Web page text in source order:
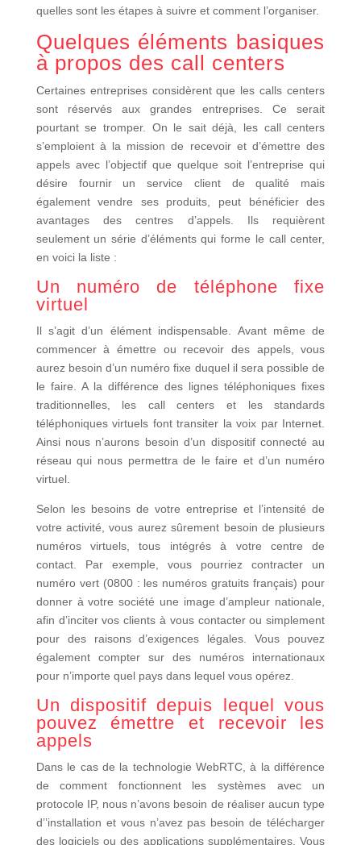
quelles sont les étapes à suivre et comment l’organiser.
Quelques éléments basiques
à propos des call centers
Certaines entreprises considèrent que les calls centers
sont réservés aux grandes entreprises. Ce serait
pourtant se tromper. On le sait déjà, les call centers
s’emploient à la mission de recevoir et d’émettre des
appels avec l’objectif que quelque soit l’entreprise qui
désire fournir un service client de qualité mais
également vendre ses produits, peut bénéficier des
avantages des centres d’appels. Ils requièrent
seulement un série d’éléments qui forme le call center,
en voici la liste :
Un numéro de téléphone fixe
virtuel
Il s’agit d’un élément indispensable. Avant même de
commencer à émettre ou recevoir des appels, vous
aurez besoin d’un numéro fixe duquel il sera possible de
le faire. A la différence des lignes téléphoniques fixes
traditionnelles, les call centers et les standards
téléphoniques virtuels font transiter la voix par Internet.
Ainsi nous n’aurons besoin d’un dispositif connecté au
réseau qui nous permettra de le faire et d’un numéro
virtuel.
Selon les besoins de votre entreprise et l’intensité de
votre activité, vous aurez sûrement besoin de plusieurs
numéros virtuels, tous intégrés à votre centre de
contact. Par exemple, vous pourriez contracter un
numéro vert (0800 : les numéros gratuits français) pour
donner à votre société une image d’ampleur nationale,
afin d’inciter vos clients à vous contacter ou simplement
pour des raisons d’exigences légales. Vous pouvez
également compter sur des numéros internationaux
pour n’importe quel pays dans lequel vous opérez.
Un dispositif depuis lequel vous
pouvez émettre et recevoir les
appels
Dans le cas de la technologie WebRTC, à la différence
de comment fonctionnent les systèmes avec un
protocole IP, nous n’avons besoin de réaliser aucun type
d’’installation et vous n’avez pas besoin de télécharger
des logiciels ou des applications supplémentaires. Vous